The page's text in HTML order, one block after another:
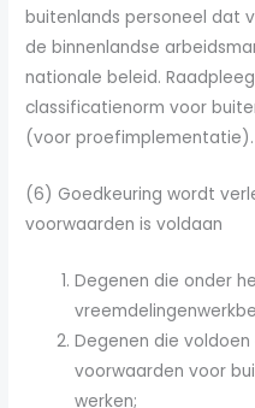
buitenlands personeel dat
de binnenlandse
nationale beleid.
classificatienorm voor
(voor proefimplementatie).
(6) Goedkeuring wordt
voorwaarden is voldaan
Degenen die onder
Degenen die
voorwaarden voor
werken;